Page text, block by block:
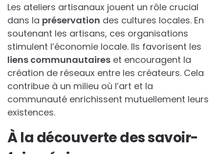
Les ateliers artisanaux jouent un rôle crucial
dans la préservation des cultures locales. En
soutenant les artisans, ces organisations
stimulent l’économie locale. Ils favorisent les
liens communautaires et encouragent la
création de réseaux entre les créateurs. Cela
contribue à un milieu où l’art et la
communauté enrichissent mutuellement leurs
existences.
À la découverte des savoir-